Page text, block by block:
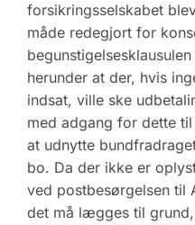
forsikringsselskabet
måde redegjort for
herunder at der, hvis
indsat, ville ske
med adgang for dette
at udnytte
bo. Da der ikke er
ved postbesørgelsen til
det må lægges til